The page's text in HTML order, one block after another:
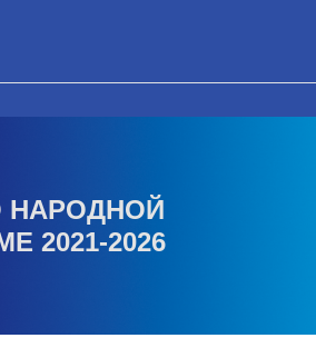
НАРОДНОЙ
2021-2026